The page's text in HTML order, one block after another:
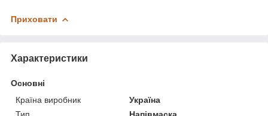
Приховати
Характеристики
Основні
Країна виробник
Україна
Тип
Напівмаска